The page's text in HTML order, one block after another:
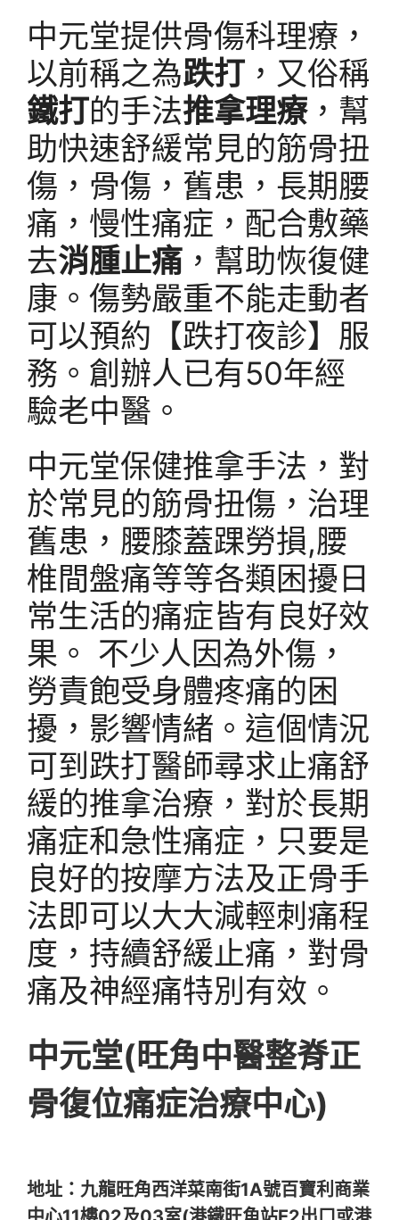
中元堂提供骨傷科理療，
以前稱之為跌打 ，又俗稱
鐵打的手法推拿理療，幫
助快速舒緩常見的筋骨扭
傷，骨傷，舊患，長期腰
痛，慢性痛症，配合敷藥
去消腫止痛 ，幫助恢復健
康。傷勢嚴重不能走動者
可以預約【跌打夜診】服
務。創辦人已有50年經
驗老中醫。
中元堂保健推拿手法，對
於常見的筋骨扭傷，治理
舊患，腰膝蓋踝勞損,腰
椎間盤痛等等各類困擾日
常生活的痛症皆有良好效
果。 不少人因為外傷，
勞責飽受身體疼痛的困
擾，影響情緒。這個情況
可到跌打醫師尋求止痛舒
緩的推拿治療，對於長期
痛症和急性痛症，只要是
良好的按摩方法及正骨手
法即可以大大減輕刺痛程
度，持續舒緩止痛，對骨
痛及神經痛特別有效。
中元堂(旺角中醫整脊正
骨復位痛症治療中心)
地址：九龍旺角西洋菜南街1A號百寶利商業